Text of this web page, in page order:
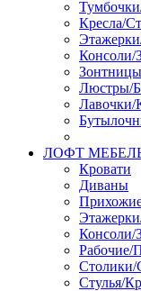
Кресла/
Консоли/
Люстры/
Лавочки/
ЛОФТ МЕБЕЛЬ
Кровати
Диваны
Консоли/
Рабочие/
Столики/
Стулья/